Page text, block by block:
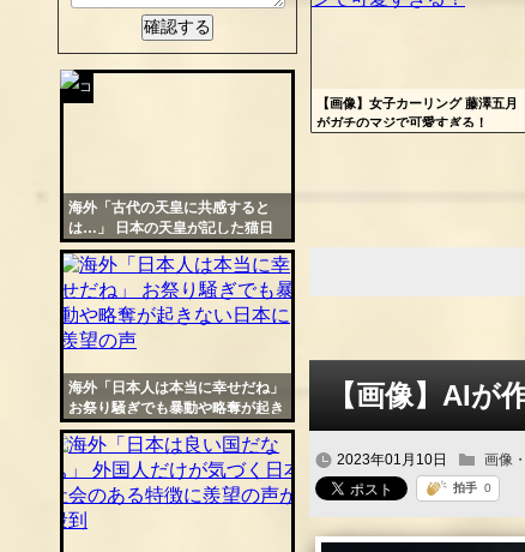
【画像】女子カーリング 藤澤五月
がガチのマジで可愛すぎる！
【画像】AIが
2023年01月10日 画像
海外「古代の天皇に共感すると
は…」 日本の天皇が記した猫日
記が可愛過ぎると話題に
海外「日本人は本当に幸せだね」
お祭り騒ぎでも暴動や略奪が起き
ない日本に羨望の声
定リ
ンク
自動
更新
ツー
ル